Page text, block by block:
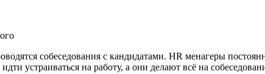
собеседования с кандидатами. HR менагеры
устраиваться на работу, а они делают всё на